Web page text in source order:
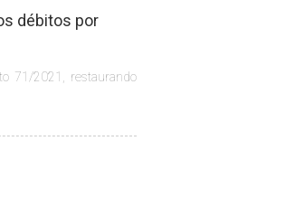
débitos por
71/2021, restaurando